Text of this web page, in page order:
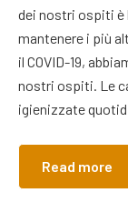
dei nostri ospiti è
mantenere i più
il COVID-19,
nostri ospiti. Le
igienizzate
Read more